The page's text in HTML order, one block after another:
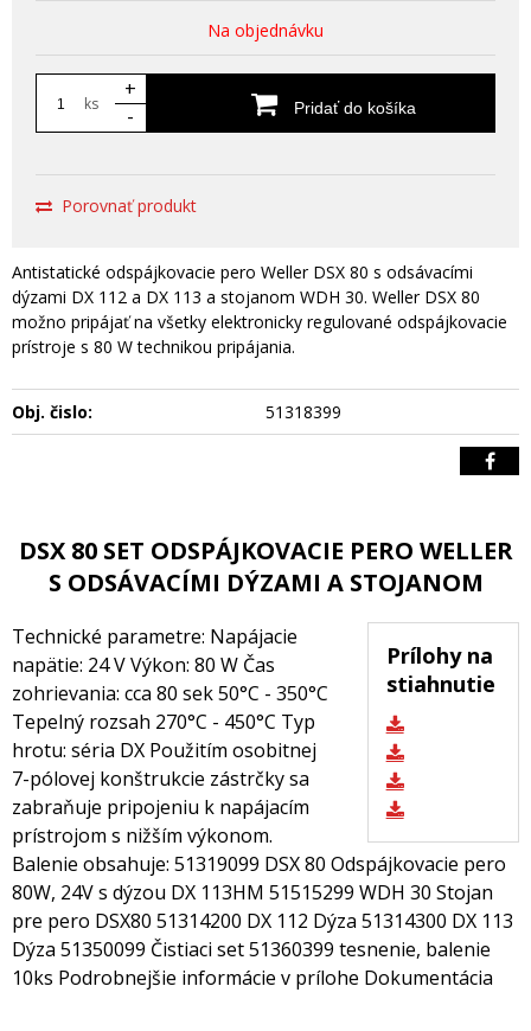
Na objednávku
ks
+
-
Pridať do košíka
Porovnať produkt
Antistatické odspájkovacie pero Weller DSX 80 s odsávacími
dýzami DX 112 a DX 113 a stojanom WDH 30. Weller DSX 80
možno pripájať na všetky elektronicky regulované odspájkovacie
prístroje s 80 W technikou pripájania.
Obj. čislo: 51318399
DSX 80 SET ODSPÁJKOVACIE PERO WELLER
S ODSÁVACÍMI DÝZAMI A STOJANOM
Prílohy na
stiahnutie
Technické parametre: Napájacie
napätie: 24 V Výkon: 80 W Čas
zohrievania: cca 80 sek 50°C - 350°C
Tepelný rozsah 270°C - 450°C Typ
hrotu: séria DX Použitím osobitnej
7-pólovej konštrukcie zástrčky sa
zabraňuje pripojeniu k napájacím
prístrojom s nižším výkonom.
Balenie obsahuje: 51319099 DSX 80 Odspájkovacie pero
80W, 24V s dýzou DX 113HM 51515299 WDH 30 Stojan
pre pero DSX80 51314200 DX 112 Dýza 51314300 DX 113
Dýza 51350099 Čistiaci set 51360399 tesnenie, balenie
10ks Podrobnejšie informácie v prílohe Dokumentácia